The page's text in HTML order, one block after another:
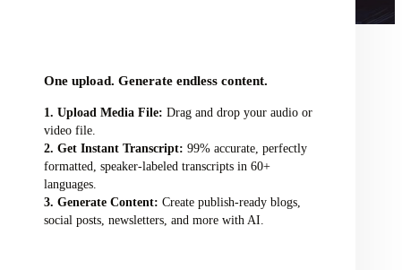
One upload. Generate endless content.
Upload Media File: Drag and drop your audio or
video file.
Get Instant Transcript: 99% accurate, perfectly
formatted, speaker-labeled transcripts in 60+
languages.
Generate Content: Create publish-ready blogs,
social posts, newsletters, and more with AI.